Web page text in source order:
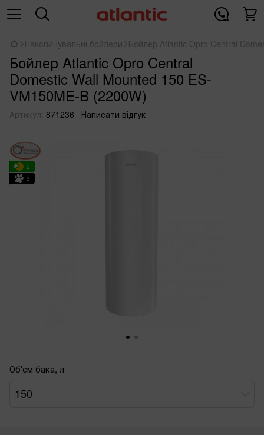
Накопичувальні бойлери Бойлер Atlantic Opro Central
Бойлер Atlantic Opro Central
Domestic Wall Mounted 150 ES-
VM150ME-B (2200W)
Артикул: 871236 Написати відгук
2
3
Об'єм бака, л
150